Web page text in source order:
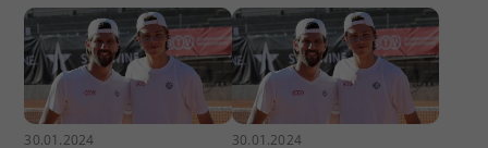
30.01.2024 30.01.2024